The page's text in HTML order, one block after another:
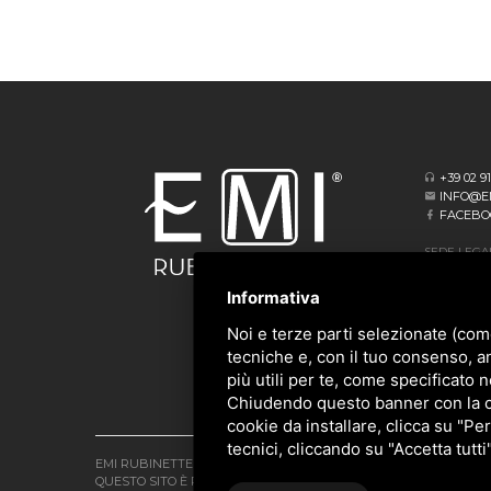
+39 02
SEDE
SEDE
VIA
20873
EMI RUBINETTERIE SRL - P.IVA 09985650960
QUESTO SITO È PROTETTO DA GOOGLE RECAPTCHA V3,
Informativa
Noi e terze parti selezionate
tecniche e, con il tuo consenso,
più utili per te, come specificato
Chiudendo questo banner con la
cookie da installare, clicca su
tecnici, cliccando su "Accetta